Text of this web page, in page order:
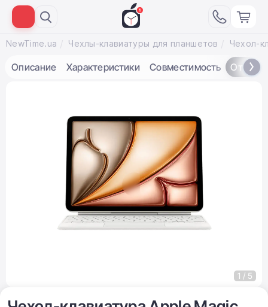
NewTime.ua Чехлы-клавиатуры для планшетов
Описание Характеристики Совместимость Отзывы
1 / 5